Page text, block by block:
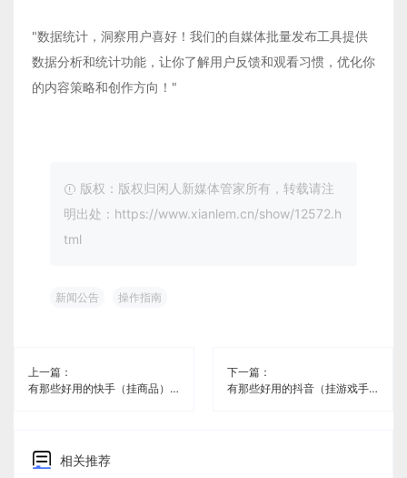
"数据统计，洞察用户喜好！我们的自媒体批量发布工具提供
数据分析和统计功能，让你了解用户反馈和观看习惯，优化你
的内容策略和创作方向！"
版权：版权归闲人新媒体管家所有，转载请注
明出处：https://www.xianlem.cn/show/12572.h
tml
新闻公告 操作指南
上一篇：
有那些好用的快手（挂商品）多账号管理免费软件《闲人新媒体管家》
下一篇：
有那些好用的抖音（挂游戏手柄）多账号管理免费软件《闲人新媒体管家》
相关推荐